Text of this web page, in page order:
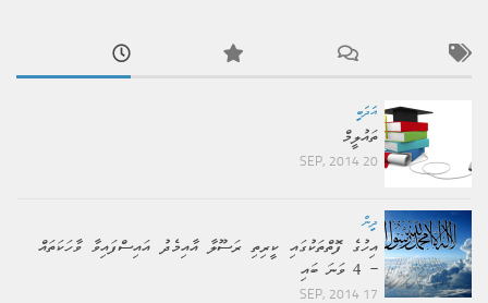
އަދަބީ
ތައުލީމް
20 SEP, 2014
ދީން
އިހުގެ ފޮތްތަކުގައި ކީރިތި ރަސޫލާ އާއިމެދު އައިސްފައިވާ ވާހަކަތައް
– 4 ވަނަ ބައި
17 SEP, 2014